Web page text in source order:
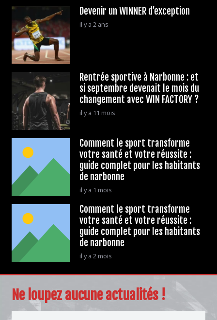
Devenir un WINNER d’exception
il y a 2 ans
Rentrée sportive à Narbonne : et
si septembre devenait le mois du
changement avec WIN FACTORY ?
il y a 11 mois
Comment le sport transforme
votre santé et votre réussite :
guide complet pour les habitants
de narbonne
il y a 1 mois
Comment le sport transforme
votre santé et votre réussite :
guide complet pour les habitants
de narbonne
il y a 2 mois
Ne loupez aucune actualités !